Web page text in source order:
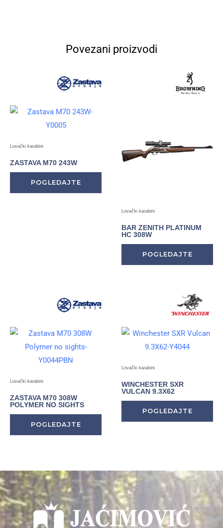
Povezani proizvodi
Lovački karabini
ZASTAVA M70 243W
POGLEDAJTE
Lovački karabini
BAR ZENITH PLATINUM
HC 308W
POGLEDAJTE
Lovački karabini
ZASTAVA M70 308W
POLYMER NO SIGHTS
POGLEDAJTE
Lovački karabini
WINCHESTER SXR
VULCAN 9.3X62
POGLEDAJTE